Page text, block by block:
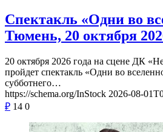
Спектакль «Одни во
Тюмень, 20 октября
20 октября 2026 года на сцене ДК
пройдет спектакль «Одни во
субботнего…
https://schema.org/InStock 2026-08-
₽ 14 0